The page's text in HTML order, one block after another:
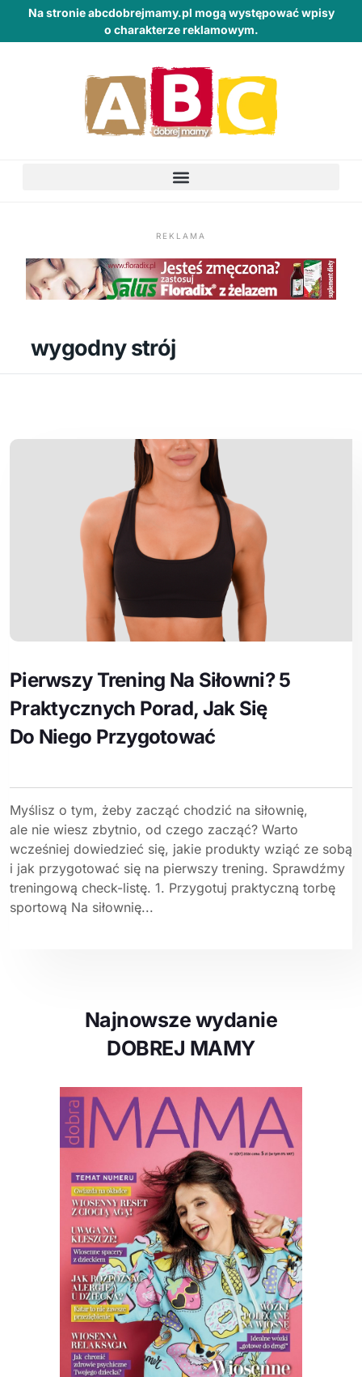
Na stronie abcdobrejmamy.pl mogą występować wpisy
o charakterze reklamowym.
REKLAMA
wygodny strój
Pierwszy Trening Na Siłowni? 5
Praktycznych Porad, Jak Się
Do Niego Przygotować
Myślisz o tym, żeby zacząć chodzić na siłownię,
ale nie wiesz zbytnio, od czego zacząć? Warto
wcześniej dowiedzieć się, jakie produkty wziąć ze sobą
i jak przygotować się na pierwszy trening. Sprawdźmy
treningową check-listę. 1. Przygotuj praktyczną torbę
sportową Na siłownię...
Najnowsze wydanie
DOBREJ MAMY